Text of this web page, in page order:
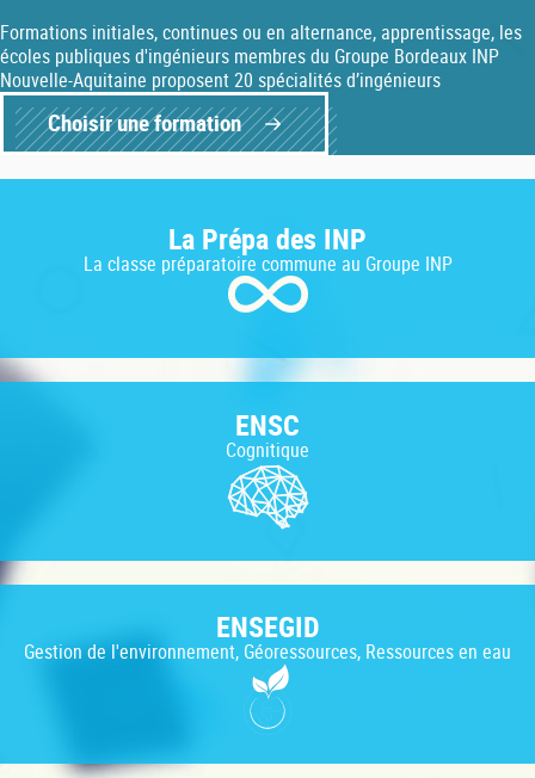
Formations initiales, continues ou en alternance, apprentissage, les
écoles publiques d'ingénieurs membres du Groupe Bordeaux INP
Nouvelle-Aquitaine proposent 20 spécialités d’ingénieurs
Choisir une formation
La Prépa des INP
La classe préparatoire commune au Groupe INP
ENSC
Cognitique
ENSEGID
Gestion de l'environnement, Géoressources, Ressources en eau